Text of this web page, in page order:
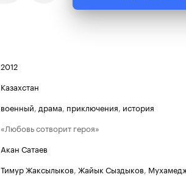
2012
Казахстан
военный, драма, приключения, история
«Любовь сотворит героя»
Акан Сатаев
Тимур Жаксылыков, Жайык Сыздыков,